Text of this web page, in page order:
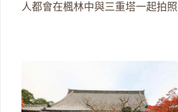
人都會在楓林中與三重塔一起拍照